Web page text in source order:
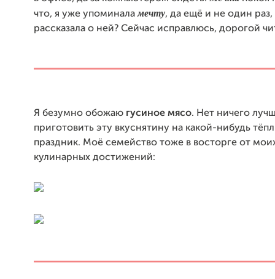
что, я уже упоминаламечту, да ещё и не один раз,
рассказала о ней? Сейчас исправлюсь, дорогой
Я безумно обожаю гусиное мясо. Нет ничего
приготовить эту вкуснятину на какой-нибудь
праздник. Моё семейство тоже в восторге от
кулинарных достижений: